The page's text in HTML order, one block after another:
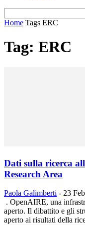
Home Tags ERC
Tag: ERC
Dati sulla ricerca
Research Area
Paola Galimberti - 23
. OpenAIRE, una
aperto. Il dibattito e gli
aperto ai risultati della